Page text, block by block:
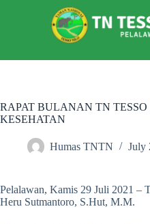
RAPAT BULANAN TN
KESEHATAN
Humas TNTN July
Pelalawan, Kamis 29 Juli 2021 –
Heru Sutmantoro, S.Hut, M.M.